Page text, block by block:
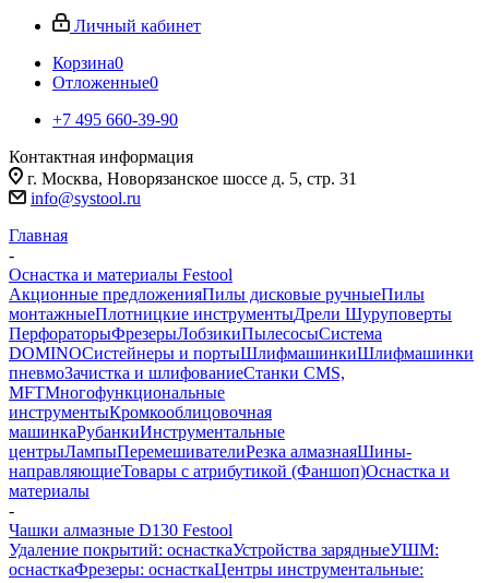
Личный кабинет
Корзина0
Отложенные0
+7 495 660-39-90
Контактная информация
г. Москва, Новорязанское шоссе д. 5, стр. 31
info@systool.ru
Главная
-
Оснастка и материалы Festool
Акционные предложенияПилы дисковые ручныеПилы
монтажныеПлотницкие инструментыДрели Шуруповерты
ПерфораторыФрезерыЛобзикиПылесосыСистема
DOMINOСистейнеры и портыШлифмашинкиШлифмашинки
пневмоЗачистка и шлифованиеСтанки CMS,
MFTМногофункциональные
инструментыКромкооблицовочная
машинкаРубанкиИнструментальные
центрыЛампыПеремешивателиРезка алмазнаяШины-
направляющиеТовары с атрибутикой (Фаншоп)Оснастка и
материалы
-
Чашки алмазные D130 Festool
Удаление покрытий: оснасткаУстройства зарядныеУШМ:
оснасткаФрезеры: оснасткаЦентры инструментальные: